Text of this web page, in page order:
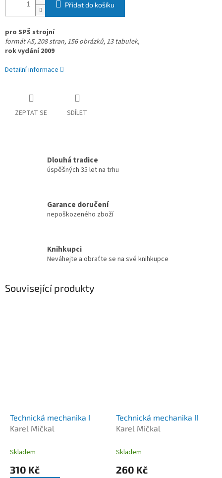
Přidat do košíku
pro SPŠ strojní
formát A5, 208 stran, 156 obrázků, 13 tabulek,
rok vydání 2009
Detailní informace
ZEPTAT SE SDÍLET
Dlouhá tradice
úspěšných 35 let na trhu
Garance doručení
nepoškozeného zboží
Knihkupci
Neváhejte a obraťte se na své knihkupce
Související produkty
Technická mechanika I
Karel Mičkal
Skladem
310 Kč
Technická mechanika II
Karel Mičkal
Skladem
260 Kč